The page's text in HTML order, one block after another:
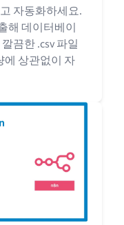
자동화하세요.
해 데이터베이
끔한 .csv 파일
에 상관없이 자